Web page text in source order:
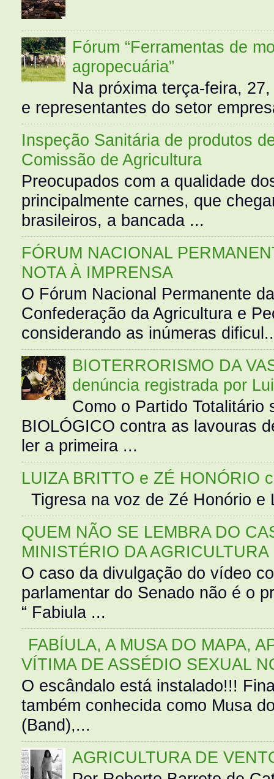
Fórum “Ferramentas de
agropecuária”
Na próxima terça-feira,
e representantes do setor
Inspeção Sanitária de produtos
Comissão de Agricultura
Preocupados com a qualidade
principalmente carnes, que
brasileiros, a bancada ...
FÓRUM NACIONAL
NOTA À IMPRENSA
O Fórum Nacional Permanente
Confederação da Agricultura e
considerando as inúmeras
BIOTERRORISMO DA
denúncia registrada por
Como o Partido Totalitário
BIOLÓGICO contra as lavouras
ler a primeira ...
LUIZA BRITTO e ZÉ HONÓRIO
Tigresa na voz de Zé Honório
QUEM NÃO SE LEMBRA DO
MINISTÉRIO DA AGRICULTURA
O caso da divulgação do vídeo
parlamentar do Senado não é o
“ Fabiula ...
FABÍULA, A MUSA DO MAPA,
VÍTIMA DE ASSÉDIO SEXUAL
O escândalo está instalado!!!
também conhecida como Musa
(Band),...
AGRICULTURA DE